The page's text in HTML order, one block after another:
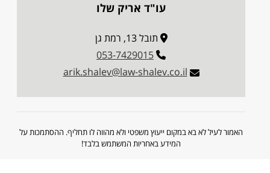
עו"ד אריק שלו
תובל 13, רמת גן
053-7429015
arik.shalev@law-shalev.co.il
האמור לעיל לא בא במקום ייעוץ משפטי ולא מהווה לו תחליף. ההסתמכות על
המידע באחריות המשתמש בלבד!